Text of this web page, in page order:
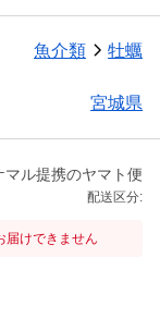
魚介類 牡蠣
宮城県
マル提携のヤマト便
配送区分:
届けできません